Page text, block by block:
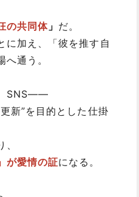
の共同体 」 だ。
に加え、「彼を推す自
通う。
SNS――
新”を目的とした仕掛
が愛情の証になる。